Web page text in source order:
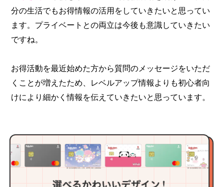
分の生活でもお得情報の活用をしていきたいと思ってい
ます。プライベートとの両立は今後も意識していきたい
ですね。
お得活動を最近始めた方から質問のメッセージをいただ
くことが増えたため、レベルアップ情報よりも初心者向
けにより細かく情報を伝えていきたいと思っています。